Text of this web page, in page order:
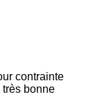
contrainte
bonne